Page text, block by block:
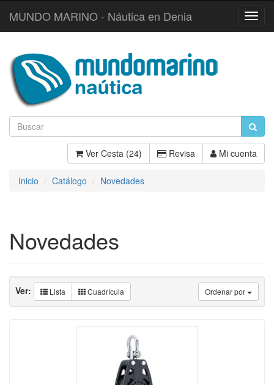
MUNDO MARINO - Náutica en Denia
Ver Cesta (24) Revisa Mi cuenta
Inicio Catálogo Novedades
Novedades
Ordenar por
Ver: Lista Cuadrícula